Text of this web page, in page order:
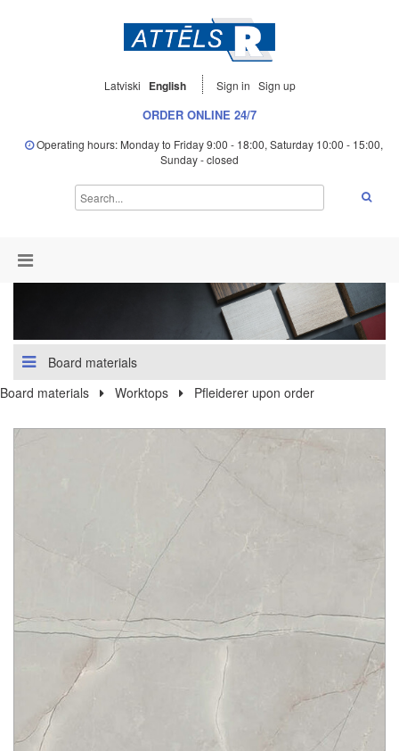
Latviski English Sign in Sign up
ORDER ONLINE 24/7
Operating hours: Monday to Friday 9:00 - 18:00, Saturday 10:00 - 15:00,
Sunday - closed
Board materials
Board materials
Worktops Pfleiderer upon order